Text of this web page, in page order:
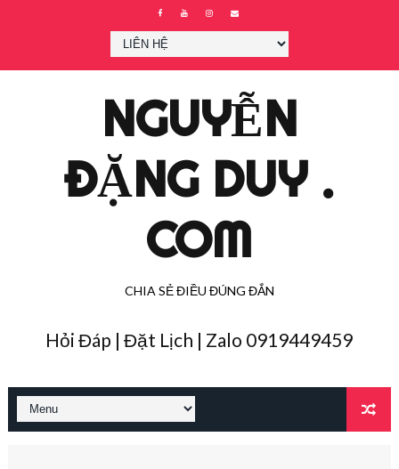
NGUYỄN
ĐẶNG DUY .
COM
CHIA SẺ ĐIỀU ĐÚNG ĐẮN
Hỏi Đáp | Đặt Lịch | Zalo 0919449459